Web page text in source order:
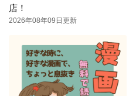
店！
2026年08年09日更新